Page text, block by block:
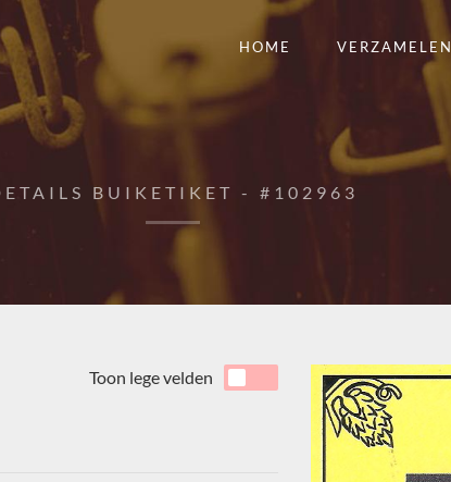
HOME VERZAMELEN
BUIKETIKET - #102963
Toon lege velden